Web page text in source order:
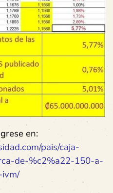
en:
pais/caja-
de-%c2%a22-150-a-